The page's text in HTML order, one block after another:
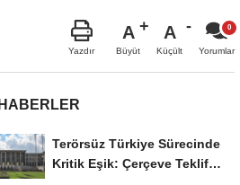
Yazdır
A
Büyüt
A
Küçült Yorumlar
Terörsüz Türkiye Sürecinde
Kritik Eşik: Çerçeve Teklif